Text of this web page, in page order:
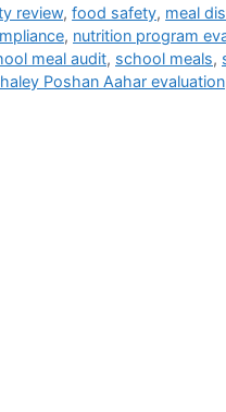
review,food safety, meal
, nutrition program
meal audit, school meals,
Poshan Aahar evaluation